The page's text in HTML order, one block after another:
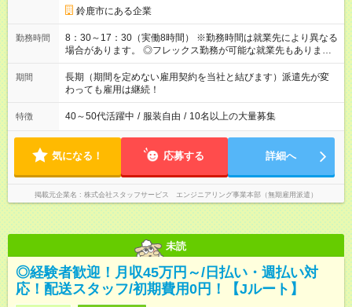
鈴鹿市にある企業
勤務時間
8：30～17：30（実働8時間） ※勤務時間は就業先により異なる
場合があります。 ◎フレックス勤務が可能な就業先もありま
す。 ◎今よりもさらに働きやすい環境をつくるべく、 働き方
改革に全社をあげて取り組んでいます。
期間
長期（期間を定めない雇用契約を当社と結びます）派遣先が変
わっても雇用は継続！
特徴 40～50代活躍中 / 服装自由 / 10名以上の大量募集
気になる！ 応募する 詳細へ
掲載元企業名 株式会社スタッフサービス エンジニアリング事業本部（無期雇用派遣）
未読
◎経験者歓迎！月収45万円～/日払い・週払い対
応！配送スタッフ/初期費用0円！【Jルート】